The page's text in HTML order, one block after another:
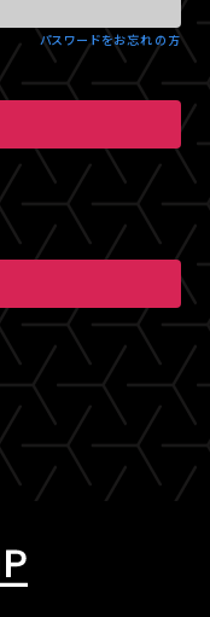
パスワードをお忘れの方